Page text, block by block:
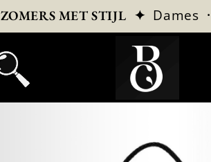
ZOMERS MET STIJL ✦ Dames